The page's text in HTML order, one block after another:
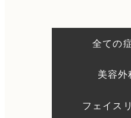
全ての
美容
フェイス